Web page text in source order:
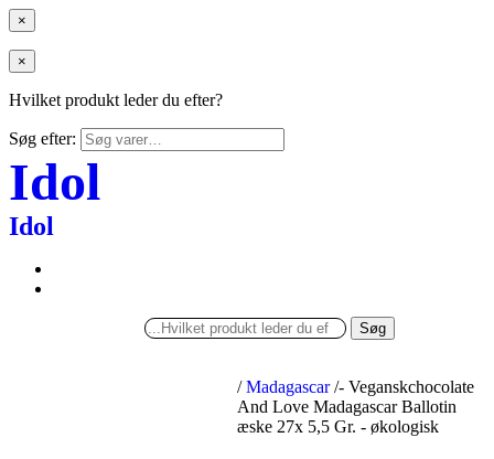
×
×
Hvilket produkt leder du efter?
Søg efter:
Idol
Idol
Søg
/ Madagascar /- Veganskchocolate
And Love Madagascar Ballotin
æske 27x 5,5 Gr. - økologisk